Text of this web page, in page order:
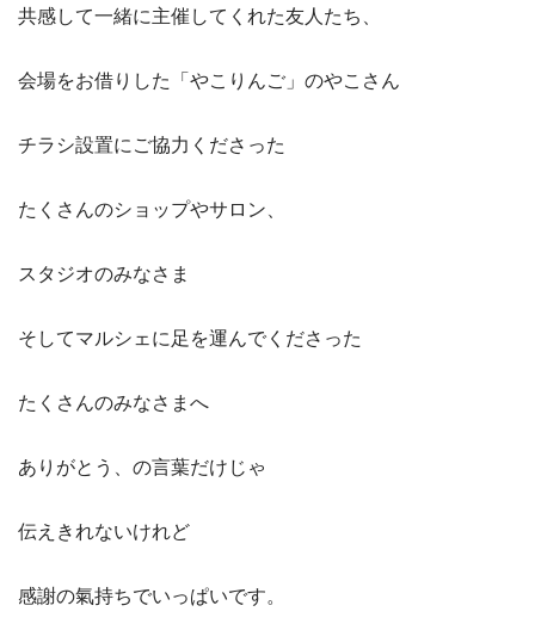
共感して一緒に主催してくれた友人たち、
会場をお借りした「やこりんご」のやこさん
チラシ設置にご協力くださった
たくさんのショップやサロン、
スタジオのみなさま
そしてマルシェに足を運んでくださった
たくさんのみなさまへ
ありがとう、の言葉だけじゃ
伝えきれないけれど
感謝の氣持ちでいっぱいです。